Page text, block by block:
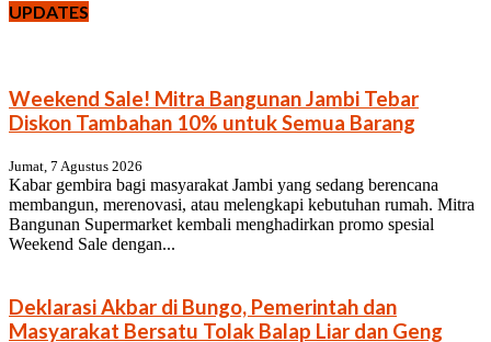
UPDATES
Weekend Sale! Mitra Bangunan Jambi Tebar
Diskon Tambahan 10% untuk Semua Barang
Jumat, 7 Agustus 2026
Kabar gembira bagi masyarakat Jambi yang sedang berencana
membangun, merenovasi, atau melengkapi kebutuhan rumah. Mitra
Bangunan Supermarket kembali menghadirkan promo spesial
Weekend Sale dengan...
Deklarasi Akbar di Bungo, Pemerintah dan
Masyarakat Bersatu Tolak Balap Liar dan Geng